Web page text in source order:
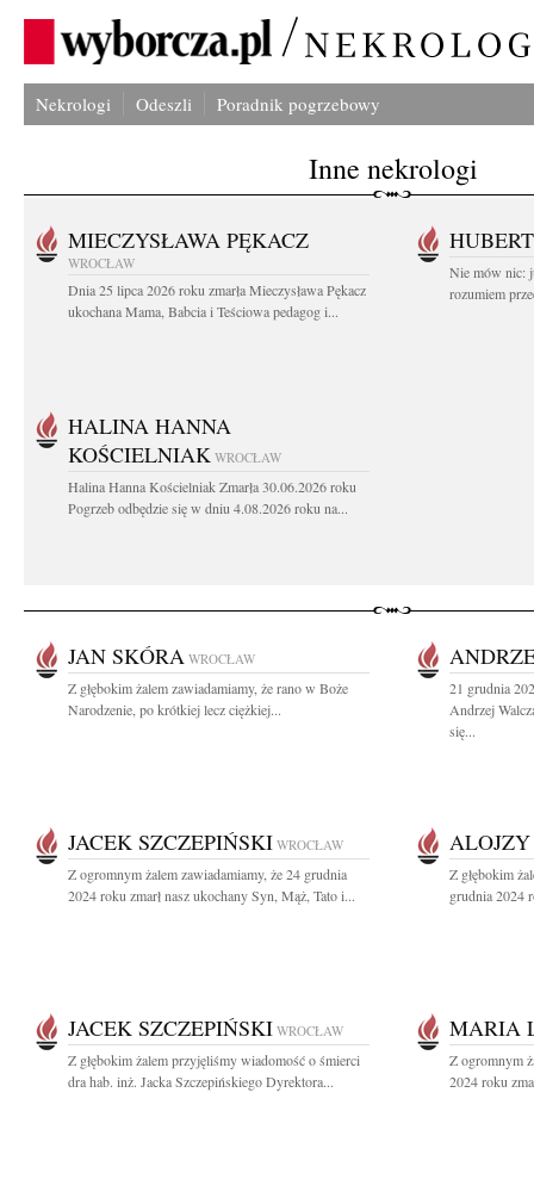
Nekrologi Odeszli Poradnik pogrzebowy
Inne nekrologi
MIECZYSŁAWA PĘKACZ
WROCŁAW
Dnia 25 lipca 2026 roku zmarła Mieczysława Pękacz
ukochana Mama, Babcia i Teściowa pedagog i...
Nie mów nic:
rozumiem
HALINA HANNA
KOŚCIELNIAK WROCŁAW
Halina Hanna Kościelniak Zmarła 30.06.2026 roku
Pogrzeb odbędzie się w dniu 4.08.2026 roku na...
JAN SKÓRA WROCŁAW
Z głębokim żalem zawiadamiamy, że rano w Boże
Narodzenie, po krótkiej lecz ciężkiej...
21 grudnia
Andrzej
się...
JACEK SZCZEPIŃSKI WROCŁAW
Z ogromnym żalem zawiadamiamy, że 24 grudnia
2024 roku zmarł nasz ukochany Syn, Mąż, Tato i...
Z głębokim
grudnia 2024
JACEK SZCZEPIŃSKI WROCŁAW
Z głębokim żalem przyjęliśmy wiadomość o śmierci
dra hab. inż. Jacka Szczepińskiego Dyrektora...
MARIA
Z ogromnym
2024 roku